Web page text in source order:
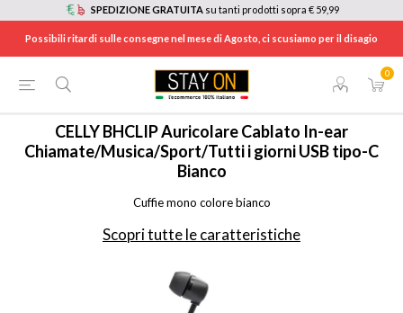
SPEDIZIONE GRATUITA su tanti prodotti sopra € 59,99
Possibili ritardi sulle consegne nel mese di Agosto, ci scusiamo per il disagio
0
HOME CUFFIE E AURICOLARI / AURICOLARI BHCLIPWH
CELLYBHCLIP Auricolare Cablato In-ear
Chiamate/Musica/Sport/Tutti i giorni USB tipo-C
Bianco
Cuffie mono colore bianco
Scopri tutte le caratteristiche